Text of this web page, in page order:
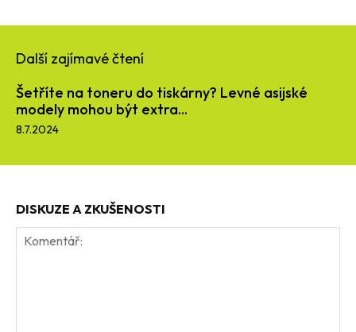
Další zajímavé čtení
Šetříte na toneru do tiskárny? Levné asijské
modely mohou být extra...
8.7.2024
DISKUZE A ZKUŠENOSTI